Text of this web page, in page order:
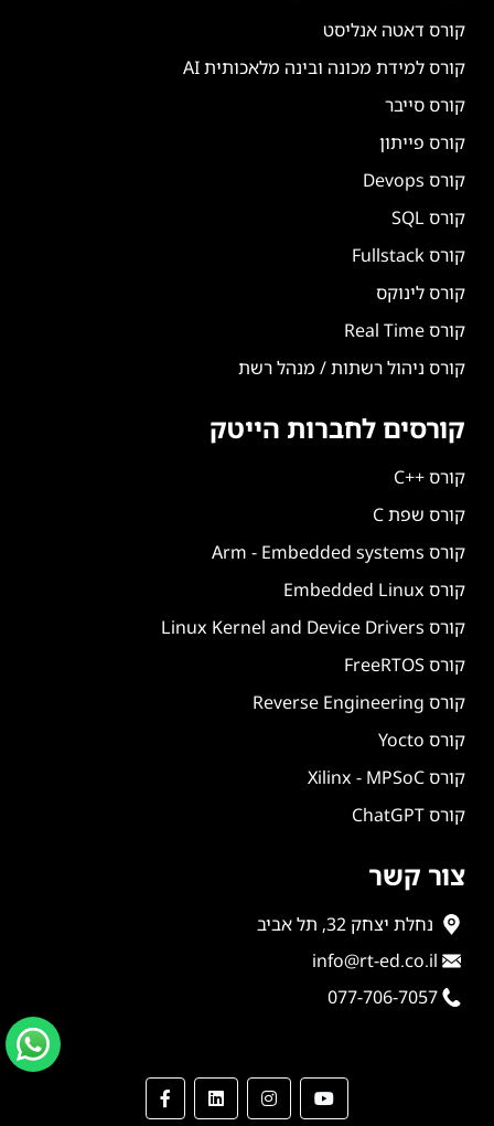
קורס דאטה אנליסט
קורס למידת מכונה ובינה מלאכותית AI
קורס סייבר
קורס פייתון
קורס Devops
קורס SQL
קורס Fullstack
קורס לינוקס
קורס Real Time
קורס ניהול רשתות / מנהל רשת
קורסים לחברות הייטק
קורס ++C
קורס שפת C
קורס Arm - Embedded systems
קורס Embedded Linux
קורס Linux Kernel and Device Drivers
קורס FreeRTOS
קורס Reverse Engineering
קורס Yocto
קורס Xilinx - MPSoC
קורס ChatGPT
צור קשר
נחלת יצחק 32, תל אביב
info@rt-ed.co.il
077-706-7057